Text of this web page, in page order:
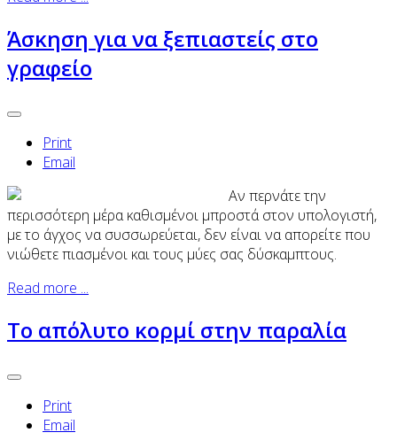
Άσκηση για να ξεπιαστείς στο
γραφείο
Print
Email
Αν περνάτε την
περισσότερη μέρα καθισμένοι μπροστά στον υπολογιστή,
με το άγχος να συσσωρεύεται, δεν είναι να απορείτε που
νιώθετε πιασμένοι και τους μύες σας δύσκαμπτους.
Read more ...
Το απόλυτο κορμί στην παραλία
Print
Email